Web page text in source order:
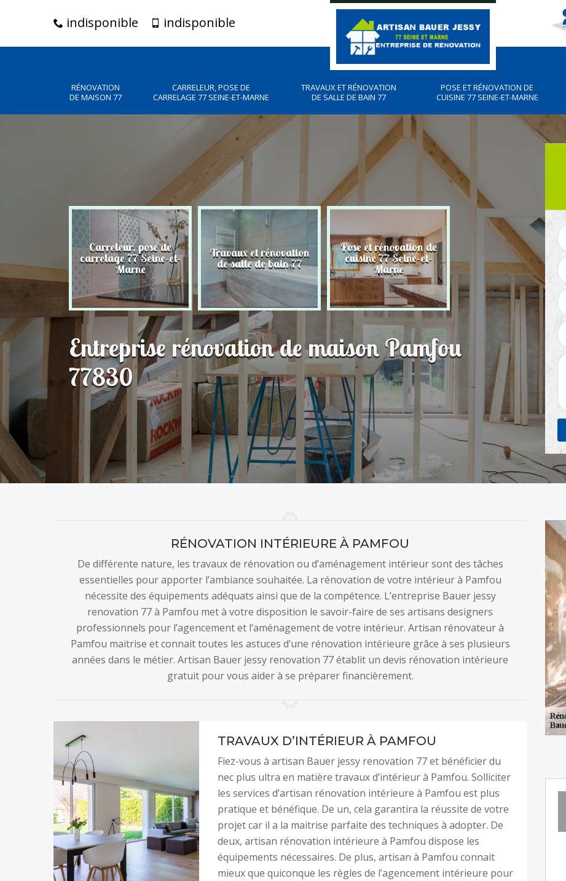
indisponible indisponible
RÉNOVATION
DE MAISON 77
CARRELEUR, POSE DE
CARRELAGE 77 SEINE-ET-MARNE
TRAVAUX ET RÉNOVATION
DE SALLE DE BAIN 77
POSE ET RÉNOVATION DE
CUISINE 77 SEINE-ET-MARNE
Carreleur, pose de
carrelage 77 Seine-et-
Marne
Travaux et rénovation
de salle de bain 77
Pose et rénovation de
cuisine 77 Seine-et-
Marne
Plombier, travaux de
plomberies 77
Entreprise rénovation de maison Pamfou
77830
RÉNOVATION INTÉRIEURE À PAMFOU
De différente nature, les travaux de rénovation ou d’aménagement intérieur sont des tâches
essentielles pour apporter l’ambiance souhaitée. La rénovation de votre intérieur à Pamfou
nécessite des équipements adéquats ainsi que de la compétence. L’entreprise Bauer jessy
renovation 77 à Pamfou met à votre disposition le savoir-faire de ses artisans designers
professionnels pour l’agencement et l’aménagement de votre intérieur. Artisan rénovateur à
Pamfou maitrise et connait toutes les astuces d’une rénovation intérieure grâce à ses plusieurs
années dans le métier. Artisan Bauer jessy renovation 77 établit un devis rénovation intérieure
gratuit pour vous aider à se préparer financièrement.
TRAVAUX D’INTÉRIEUR À PAMFOU
Fiez-vous à artisan Bauer jessy renovation 77 et bénéficier du
nec plus ultra en matière travaux d’intérieur à Pamfou. Solliciter
les services d’artisan rénovation intérieure à Pamfou est plus
pratique et bénéfique. De un, cela garantira la réussite de votre
projet car il a la maitrise parfaite des techniques à adopter. De
deux, artisan rénovation intérieure à Pamfou dispose les
équipements nécessaires. De plus, artisan à Pamfou connait
mieux que quiconque les règles de l’agencement intérieure pour